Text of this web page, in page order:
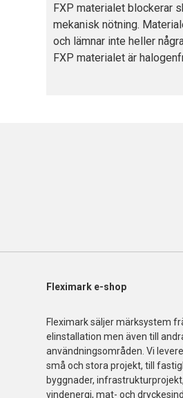
FXP materialet blockerar
mekanisk nötning.
och lämnar inte heller
FXP materialet är
Fleximark e-shop
Fleximark säljer märksystem
elinstallation men även till
användningsområden. Vi
små och stora projekt, till
byggnader,
vindenergi, mat- och